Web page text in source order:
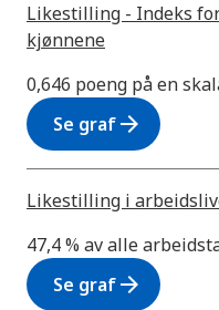
Likestilling - Indeks
kjønnene
0,646 poeng på en
Se grafarrow_forward
Likestilling i
47,4 % av alle
Se grafarrow_forward